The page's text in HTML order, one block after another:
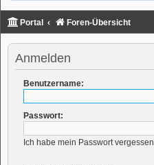
Portal Foren-Übersicht
Anmelden
Benutzername:
Passwort:
Ich habe mein Passwort vergessen